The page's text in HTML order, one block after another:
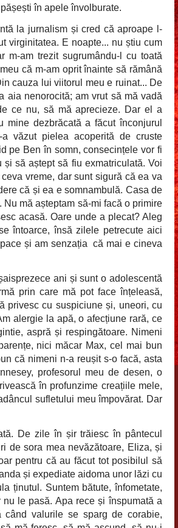
în apele învolburate.
la jurnalism și cred că aproape l-
virginitatea. E noapte... nu știu cum
am trezit sugrumându-l cu toată
că m-am oprit înainte să rămână
cauza lui viitorul meu e ruinat... De
aia nenorocită; am vrut să mă vadă
ce nu, să mă aprecieze. Dar el a
dezbrăcată a făcut înconjurul
văzut pielea acoperită de cruste
pe Ben în somn, consecințele vor fi
să aștept să fiu exmatriculată. Voi
vreme, dar sunt sigură că ea va
că și ea e somnambulă. Casa de
mă așteptam să-mi facă o primire
acasă. Oare unde a plecat? Aleg
întoarce, însă zilele petrecute aici
și am senzația
că mai e cineva
ani și sunt o adolescentă
prin care mă pot face înțeleasă,
privesc cu suspiciune și, uneori, cu
alergie la apă, o afecțiune rară, ce
aspră și respingătoare. Nimeni
nici măcar Max, cel mai bun
că nimeni n-a reușit s-o facă, asta
profesorul meu de desen, o
în profunzime creațiile mele,
sufletului meu împovărat. Dar
De zile în șir trăiesc în pântecul
de sora mea nevăzătoare, Eliza, și
pentru că au făcut tot posibilul să
și expediate aidoma unor lăzi cu
ținutul. Suntem bătute, înfometate,
le pasă. Apa rece și înspumată a
valurile se sparg de corabie,